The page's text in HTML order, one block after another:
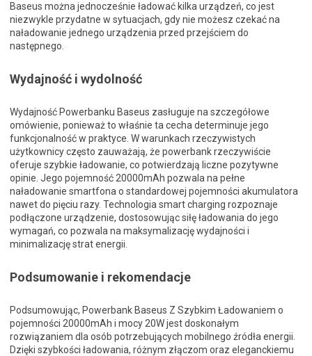
Baseus można jednocześnie ładować kilka urządzeń, co jest
niezwykle przydatne w sytuacjach, gdy nie możesz czekać na
naładowanie jednego urządzenia przed przejściem do
następnego.
Wydajność i wydolność
Wydajność Powerbanku Baseus zasługuje na szczegółowe
omówienie, ponieważ to właśnie ta cecha determinuje jego
funkcjonalność w praktyce. W warunkach rzeczywistych
użytkownicy często zauważają, że powerbank rzeczywiście
oferuje szybkie ładowanie, co potwierdzają liczne pozytywne
opinie. Jego pojemność 20000mAh pozwala na pełne
naładowanie smartfona o standardowej pojemności akumulatora
nawet do pięciu razy. Technologia smart charging rozpoznaje
podłączone urządzenie, dostosowując siłę ładowania do jego
wymagań, co pozwala na maksymalizację wydajności i
minimalizację strat energii.
Podsumowanie i rekomendacje
Podsumowując, Powerbank Baseus Z Szybkim Ładowaniem o
pojemności 20000mAh i mocy 20W jest doskonałym
rozwiązaniem dla osób potrzebujących mobilnego źródła energii.
Dzięki szybkości ładowania, różnym złączom oraz eleganckiemu